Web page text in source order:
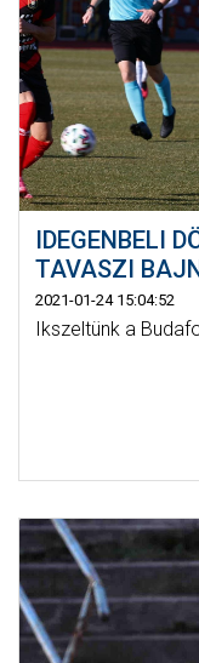
IDEGENBELI
TAVASZI
2021-01-24 15:04:52
Ikszeltünk a